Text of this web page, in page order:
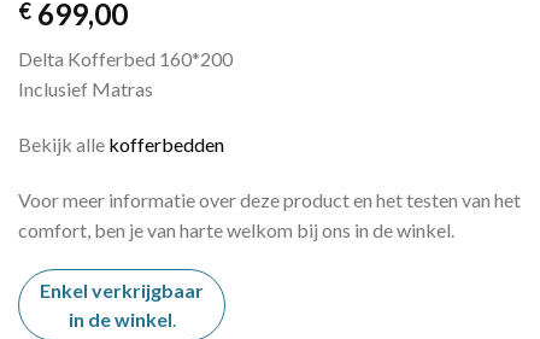
€ 699,00
Delta Kofferbed 160*200
Inclusief Matras
Bekijk alle kofferbedden
Voor meer informatie over deze product en het testen van het
comfort, ben je van harte welkom bij ons in de winkel.
Enkel verkrijgbaar
in de winkel.